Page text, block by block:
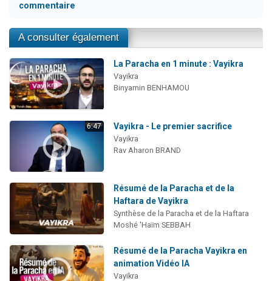
commentaire
A consulter également
La Paracha en 1 minute : Vayikra
Vayikra
Binyamin BENHAMOU
6:47 Vayikra - Le premier sacrifice
Vayikra
Rav Aharon BRAND
Résumé de la Paracha et de la
Haftara de Vayikra
Synthèse de la Paracha et de la Haftara
Moshé 'Haïm SEBBAH
Résumé de la Paracha Vayikra en
animation Vidéo IA
Vayikra